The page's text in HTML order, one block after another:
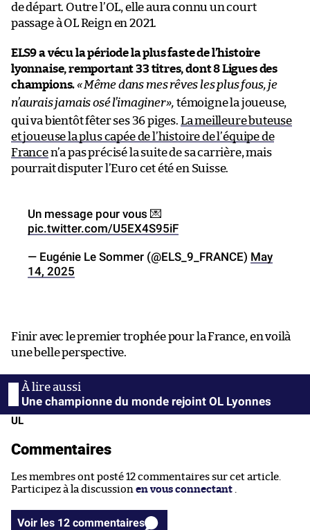
de départ. Outre l’OL, elle aura connu un court
passage à OL Reign en 2021.
ELS9 a vécu la période la plus faste de l’histoire
lyonnaise, remportant 33 titres, dont 8 Ligues des
champions.«Même dans mes rêves les plus fous, je
n’aurais jamais osé l’imaginer», témoigne la joueuse,
qui va bientôt fêter ses 36 piges. La meilleure buteuse
et joueuse la plus capée de l’histoire de l’équipe de
Francen’a pas précisé la suite de sa carrière, mais
pourrait disputer l’Euro cet été en Suisse.
Un message pour vous 💌
pic.twitter.com/U5EX4S95iF
— Eugénie Le Sommer (@ELS_9_FRANCE) May
14, 2025
Finir avec le premier trophée pour la France, en voilà
une belle perspective.
Une championne du monde rejoint OL Lyonnes
UL
Commentaires
Les membres ont posté 12 commentaires sur cet article.
Participez à la discussion en vous connectant
Voir les 12 commentaires